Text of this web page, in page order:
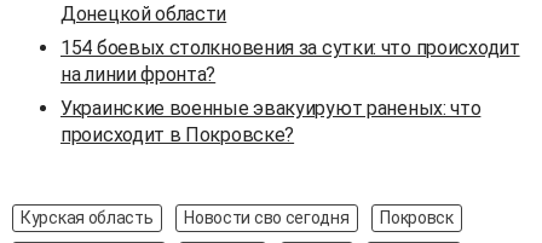
Донецкой области
154 боевых столкновения за сутки: что происходит
на линии фронта?
Украинские военные эвакуируют раненых: что
происходит в Покровске?
Курская область Новости сво сегодня
Покровск